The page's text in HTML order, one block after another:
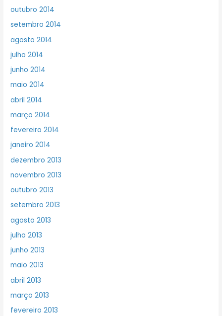
outubro 2014
setembro 2014
agosto 2014
julho 2014
junho 2014
maio 2014
abril 2014
março 2014
fevereiro 2014
janeiro 2014
dezembro 2013
novembro 2013
outubro 2013
setembro 2013
agosto 2013
julho 2013
junho 2013
maio 2013
abril 2013
março 2013
fevereiro 2013